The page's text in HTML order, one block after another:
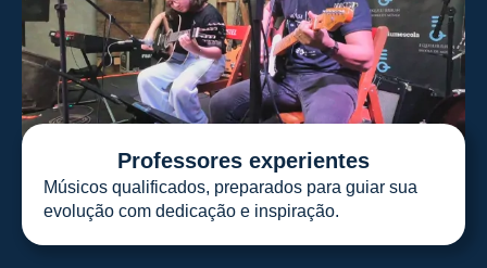
Professores experientes
Músicos qualificados, preparados para guiar sua
evolução com dedicação e inspiração.